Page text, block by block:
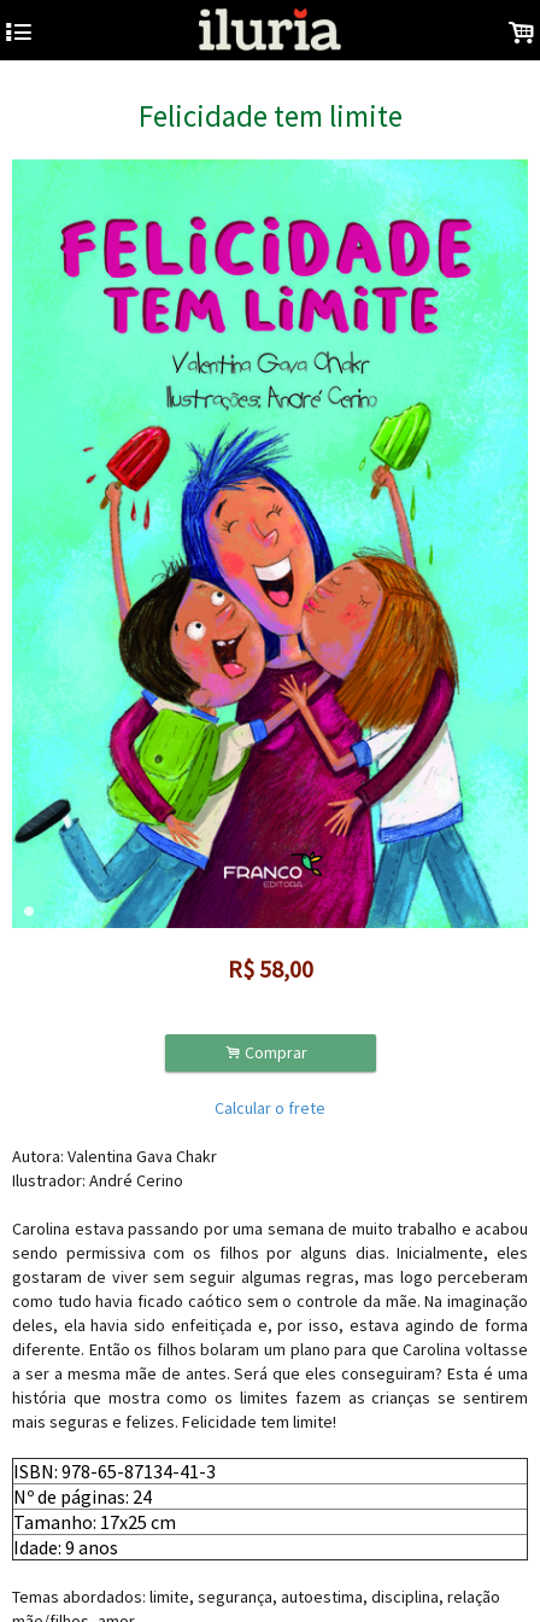
4 .
Felicidade tem limite
R$58,00
. Comprar
Calcular o frete
Autora: Valentina Gava Chakr
Ilustrador: André Cerino
Carolina estava passando por uma semana de muito trabalho e acabou
sendo permissiva com os filhos por alguns dias. Inicialmente, eles
gostaram de viver sem seguir algumas regras, mas logo perceberam
como tudo havia ficado caótico sem o controle da mãe. Na imaginação
deles, ela havia sido enfeitiçada e, por isso, estava agindo de forma
diferente. Então os filhos bolaram um plano para que Carolina voltasse
a ser a mesma mãe de antes. Será que eles conseguiram? Esta é uma
história que mostra como os limites fazem as crianças se sentirem
mais seguras e felizes. Felicidade tem limite!
ISBN: 978-65-87134-41-3
Nº de páginas: 24
Tamanho: 17x25 cm
Idade: 9 anos
Temas abordados: limite, segurança, autoestima, disciplina, relação